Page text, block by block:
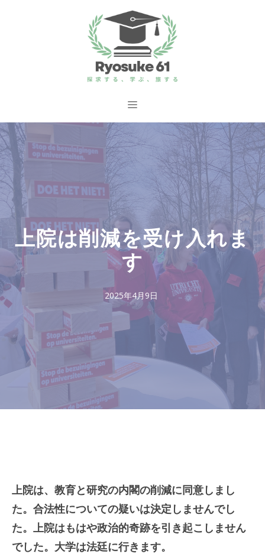
ス
キ
ッ
プ
メ
ニ
上院は削減を受け入れま
す
2025年4月9日
上院は、教育と研究の内閣の削減に同意しまし
た。合法性についての疑いは決定しませんでし
た。上院はもはや政治的奇跡を引き起こしません
でした。大学は法廷に行きます。